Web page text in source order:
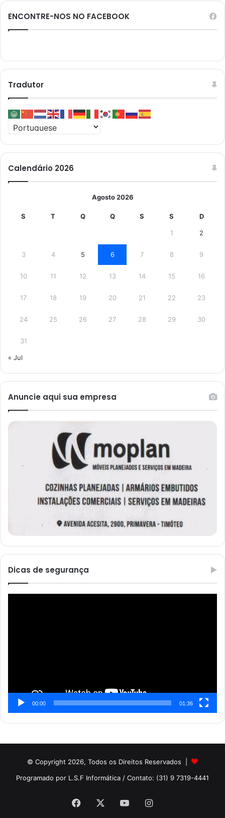
ENCONTRE-NOS NO FACEBOOK
Tradutor
Calendário 2026
Agosto 2026
S T Q Q S S D
1 2
3 4 5 6 7 8 9
10 11 12 13 14 15 16
17 18 19 20 21 22 23
24 25 26 27 28 29 30
31
« Jul
Anuncie aqui sua empresa
Dicas de segurança
00:00 01:36
© Copyright 2026, Todos os Direitos Reservados |
Programado por L.S.F Informática / Contato: (31) 9 7319-4441
Facebook YouTubeInstagram